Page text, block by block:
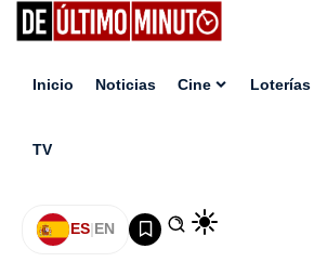
Inicio Noticias Cine Loterías
TV
ES|EN